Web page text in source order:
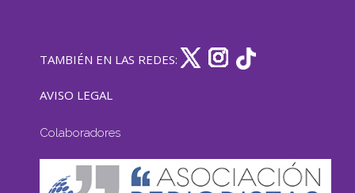
TAMBIÉN EN LAS REDES:
AVISO LEGAL
Colaboradores